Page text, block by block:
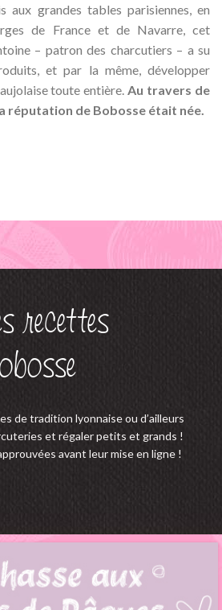
aux grandes tables parisiennes, en
de France et de Navarre, cet
– patron des charcutiers – a su
et par la même, développer
toute entière.Au travers de
réputation de Bobosse était née.
recettes
de tradition lyonnaise ou d’ailleurs
et régaler petits et grands !
avant leur mise en ligne !